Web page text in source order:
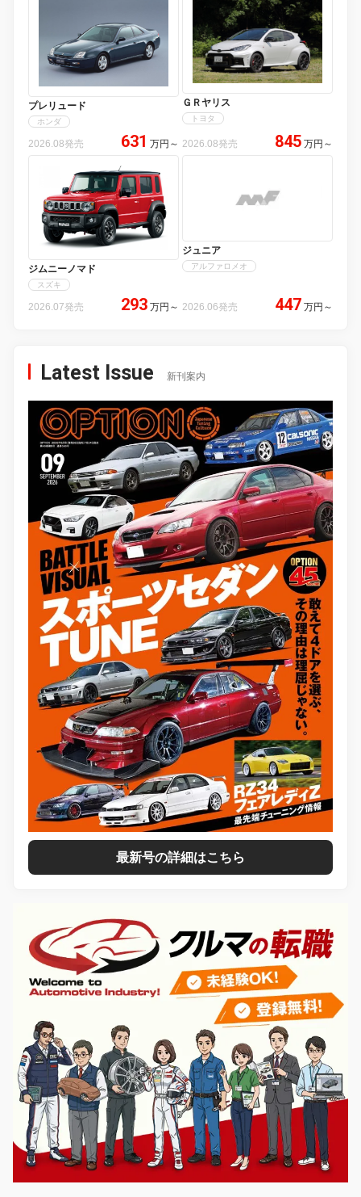
プレリュード
ホンダ
2026.08発売 631 万円 ～
ＧＲヤリス
トヨタ
2026.08発売 845 万円 ～
ジムニーノマド
スズキ
2026.07発売 293 万円 ～
ジュニア
アルファロメオ
2026.06発売 447 万円 ～
Latest Issue 新刊案内
最新号の詳細はこちら